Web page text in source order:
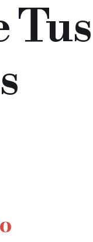
Tus